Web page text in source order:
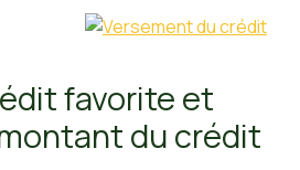
favorite et
du crédit